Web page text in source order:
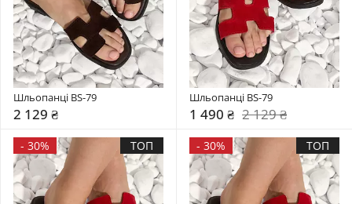
Шльопанці BS-79
2 129 ₴
Шльопанці BS-79
1 490 ₴ 2 129 ₴
- 30% ТОП - 30% ТОП